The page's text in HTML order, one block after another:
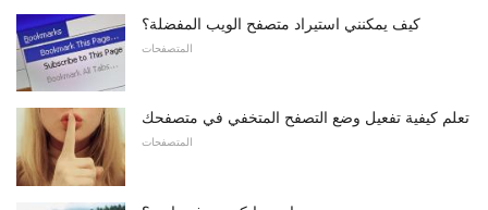
كيف يمكنني استيراد متصفح الويب المفضلة؟
المتصفحات
تعلم كيفية تفعيل وضع التصفح المتخفي في متصفحك
المتصفحات